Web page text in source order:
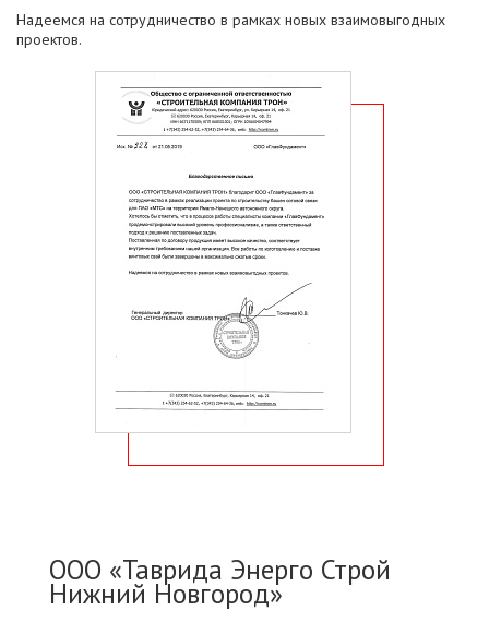
Надеемся на сотрудничество в рамках новых взаимовыгодных
проектов.
ООО «Таврида Энерго Строй
Нижний Новгород»